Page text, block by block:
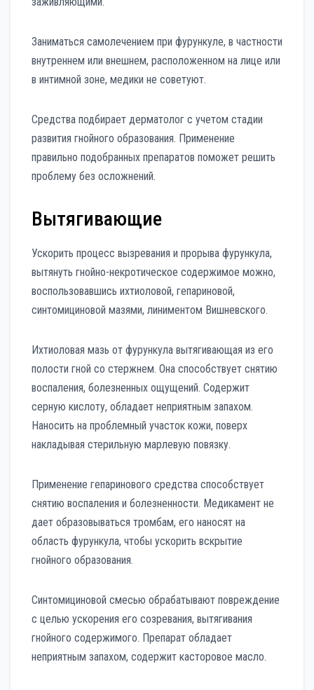
Заниматься самолечением при фурункуле, в частности
внутреннем или внешнем, расположенном на лице или
в интимной зоне, медики не советуют.
Средства подбирает дерматолог с учетом стадии
развития гнойного образования. Применение
правильно подобранных препаратов поможет решить
проблему без осложнений.
Вытягивающие
Ускорить процесс вызревания и прорыва фурункула,
вытянуть гнойно-некротическое содержимое можно,
воспользовавшись ихтиоловой, гепариновой,
синтомициновой мазями, линиментом Вишневского.
Ихтиоловая мазь от фурункула вытягивающая из его
полости гной со стержнем. Она способствует снятию
воспаления, болезненных ощущений. Содержит
серную кислоту, обладает неприятным запахом.
Наносить на проблемный участок кожи, поверх
накладывая стерильную марлевую повязку.
Применение гепаринового средства способствует
снятию воспаления и болезненности. Медикамент не
дает образовываться тромбам, его наносят на
область фурункула, чтобы ускорить вскрытие
гнойного образования.
Синтомициновой смесью обрабатывают повреждение
с целью ускорения его созревания, вытягивания
гнойного содержимого. Препарат обладает
неприятным запахом, содержит касторовое масло.